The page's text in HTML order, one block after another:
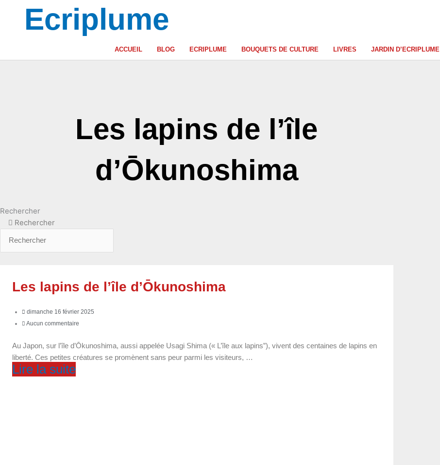
contenuEcriplume
ACCUEIL BLOG ECRIPLUME BOUQUETS DE CULTURE LIVRES JARDIN D’ECRIPLUME
Les lapins de l’île
d’Ōkunoshima
Rechercher
Rechercher
Les lapins de l’île d’Ōkunoshima
dimanche 16 février 2025
Aucun commentaire
Au Japon, sur l’île d’Ōkunoshima, aussi appelée Usagi Shima (« L’île aux lapins”), vivent des centaines de lapins en
liberté. Ces petites créatures se promènent sans peur parmi les visiteurs, …
Lire la suite